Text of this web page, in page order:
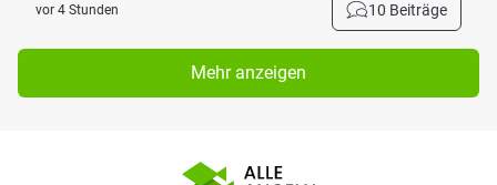
vor 4 Stunden 10 Beiträge
Mehr anzeigen